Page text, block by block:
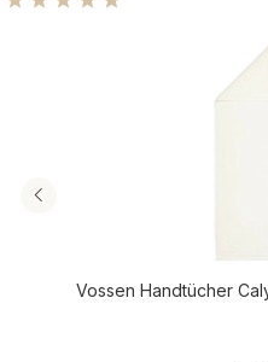
Durchschnittliche
Vossen Handtücher